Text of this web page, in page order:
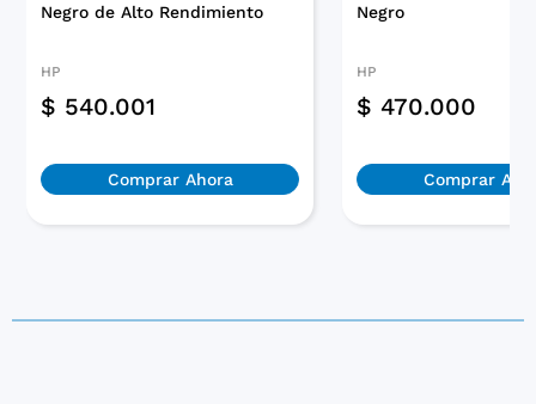
Negro de Alto Rendimiento
HP
$ 540.001
Comprar Ahora
Negro
HP
$ 470.000
Comprar